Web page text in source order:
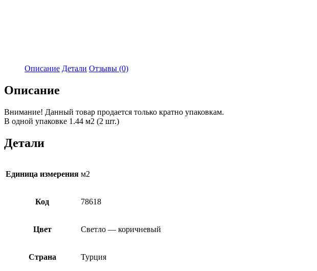
Описание Детали Отзывы (0)
Описание
Внимание! Данный товар продается только кратно упаковкам.
В одной упаковке 1.44 м2 (2 шт.)
Детали
Единица измерения м2
Код 78618
Цвет Светло — коричневый
Страна Турция